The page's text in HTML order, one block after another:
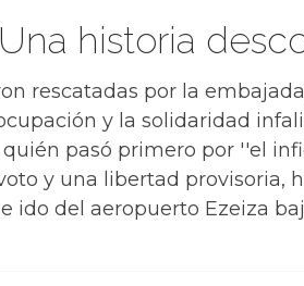
historia
rescatadas por la
y la solidaridad
pasó primero por ''el
y una libertad provisoria,
ido del aeropuerto Ezeiza